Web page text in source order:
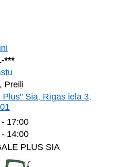
***
Preiļi
Plus" Sia, Rīgas iela 3,
17:00
14:00
PLUS SIA